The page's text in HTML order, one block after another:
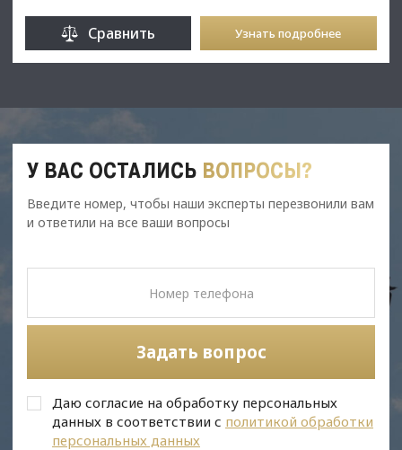
Сравнить Узнать подробнее
У ВАС ОСТАЛИСЬ ВОПРОСЫ?
Введите номер, чтобы наши эксперты перезвонили вам
и ответили на все ваши вопросы
Задать вопрос
Даю согласие на обработку персональных
данных в соответствии с политикой обработки
персональных данных